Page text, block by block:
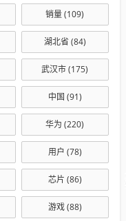
销量(109)
湖北省 (84)
武汉市(175)
中国 (91)
华为 (220)
用户 (78)
芯片 (86)
游戏(88)